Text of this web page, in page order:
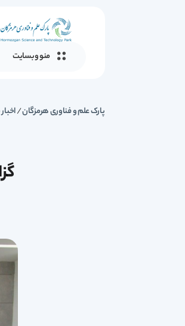
منو وبسایت
پارک علم و فناوری هرمزگان/